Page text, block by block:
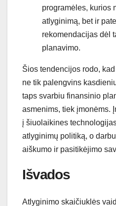
programėles, kurios
atlyginimą, bet ir
rekomendacijas dėl
planavimo.
Šios tendencijos rodo,
ne tik palengvins
taps svarbiu finansinio
asmenims, tiek įmonėms.
į šiuolaikines
atlyginimų politiką, o
aiškumo ir pasitikėjimo
Išvados
Atlyginimo skaičiuklės